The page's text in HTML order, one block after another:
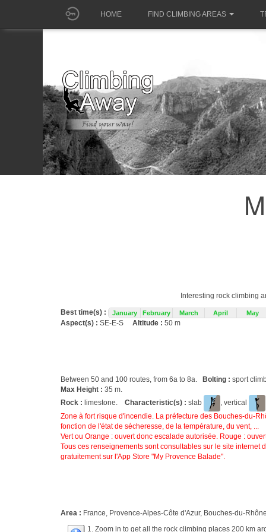
HOME FIND CLIMBING AREAS
Interesting rock climbing
Best time(s) : January February March April May
Aspect(s) : SE-E-S Altitude : 50 m
Between 50 and 100 routes, from 6a to 8a. Bolting : sport
Max Height : 35 m.
Rock : limestone. Characteristic(s) : slab , vertical
Zone à fort risque d'incendie. La préfecture des Bouches-du-
fonction de l'état de sécheresse, de la température, du vent, ...
Vert ou Orange : ouvert donc escalade autorisée. Rouge :
Tous ces renseignements sont consultables sur le site
gratuitement sur l'App Store "My Provence Balade".
Area : France, Provence-Alpes-Côte d'Azur, Bouches-du-
1. Zoom in to get all the rock climbing places 200 km